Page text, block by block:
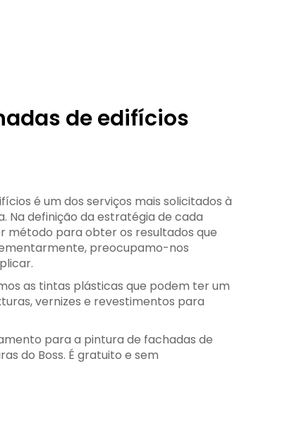
de edifícios
é um dos serviços mais solicitados à
Na definição da estratégia de cada
método para obter os resultados que
preocupamo-nos
as tintas plásticas que podem ter um
vernizes e revestimentos para
para a pintura de fachadas de
do Boss. É gratuito e sem